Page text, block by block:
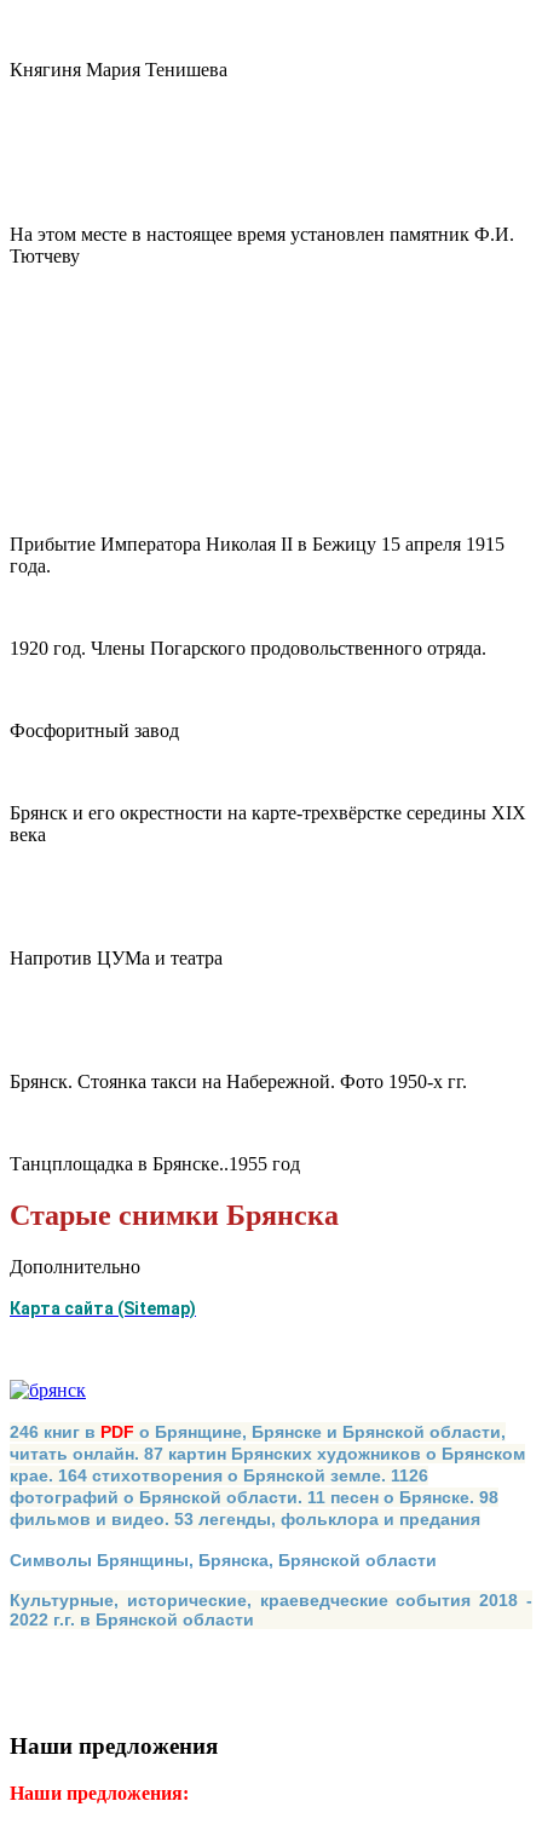
Княгиня Мария Тенишева
На этом месте в настоящее время установлен памятник Ф.И.
Тютчеву
Прибытие Императора Николая II в Бежицу 15 апреля 1915
года.
1920 год. Члены Погарского продовольственного отряда.
Фосфоритный завод
Брянск и его окрестности на карте-трехвёрстке середины XIX
века
Напротив ЦУМа и театра
Брянск. Стоянка такси на Набережной. Фото 1950-х гг.
Танцплощадка в Брянске..1955 год
Старые снимки Брянска
Дополнительно
Карта сайта (Sitemap)
246 книг в PDF о Брянщине, Брянске и Брянской области,
читать онлайн. 87 картин Брянских художников о Брянском
крае. 164 стихотворения о Брянской земле. 1126
фотографий о Брянской области. 11 песен о Брянске. 98
фильмов и видео. 53 легенды, фольклора и предания
Символы Брянщины, Брянска, Брянской области
Культурные, исторические, краеведческие события 2018 -
2022 г.г. в Брянской области
Наши предложения
Наши предложения: